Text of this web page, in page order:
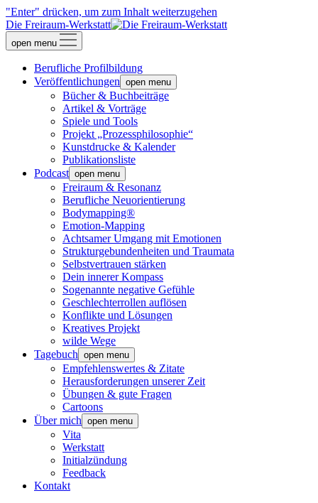
"Enter" drücken, um zum Inhalt weiterzugehen
Die Freiraum-Werkstatt
open menu
Berufliche Profilbildung
Veröffentlichungen open menu
Bücher & Buchbeiträge
Artikel & Vorträge
Spiele und Tools
Projekt „Prozessphilosophie“
Kunstdrucke & Kalender
Publikationsliste
Podcast open menu
Freiraum & Resonanz
Berufliche Neuorientierung
Bodymapping®
Emotion-Mapping
Achtsamer Umgang mit Emotionen
Strukturgebundenheiten und Traumata
Selbstvertrauen stärken
Dein innerer Kompass
Sogenannte negative Gefühle
Geschlechterrollen auflösen
Konflikte und Lösungen
Kreatives Projekt
wilde Wege
Tagebuch open menu
Empfehlenswertes & Zitate
Herausforderungen unserer Zeit
Übungen & gute Fragen
Cartoons
Über mich open menu
Vita
Werkstatt
Initialzündung
Feedback
Kontakt